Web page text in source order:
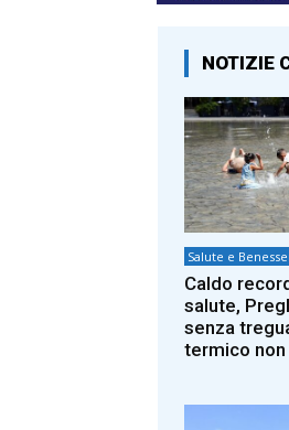
NOTIZIE
Salute e
Caldo
salute,
senza
termico non